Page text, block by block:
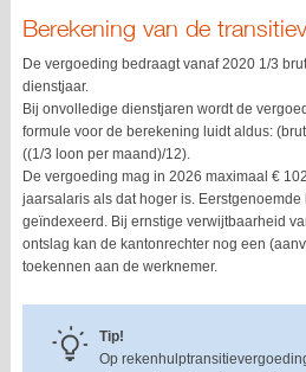
Berekening van de
De vergoeding bedraagt vanaf 2020 1/3
dienstjaar.
Bij onvolledige dienstjaren wordt de
formule voor de berekening luidt aldus:
((1/3 loon per maand)/12).
De vergoeding mag in 2026 maximaal €
jaarsalaris als dat hoger is.
geïndexeerd. Bij ernstige verwijtbaarheid
ontslag kan de kantonrechter nog een
toekennen aan de werknemer.
Tip!
Op